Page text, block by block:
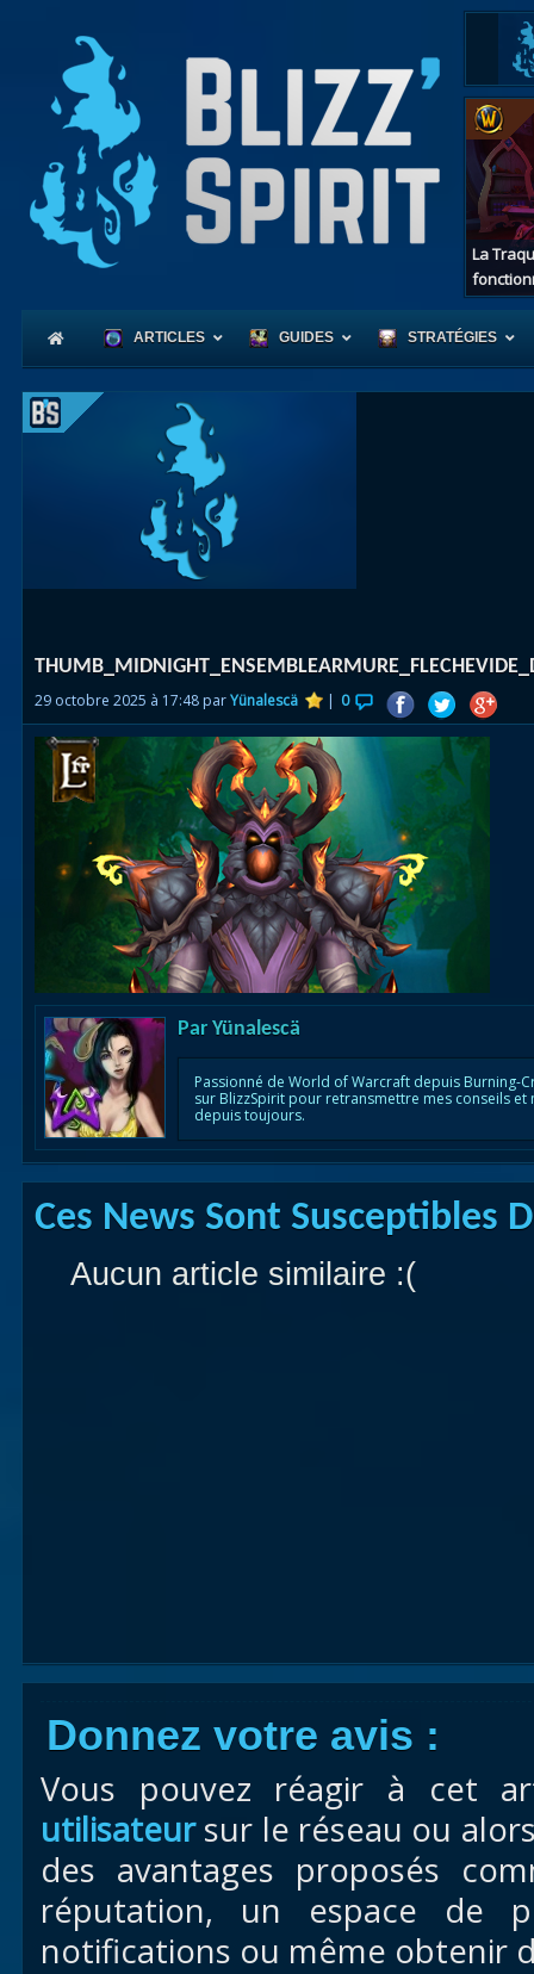
La
ARTICLES GUIDES
des îles
le vol
Uldum
Val
STRATÉGIES
29 octobre 2025 à 17:48 parYünalescä | 0
Par Yünalescä
Passionné de World of Warcraft depuis Burning-
sur BlizzSpirit pour retransmettre mes conseils
depuis toujours.
Ces News Sont Susceptibles
Aucun article similaire :(
Donnez votre avis :
Vous pouvez réagir à cet
utilisateursur le réseau ou
des avantages proposés
réputation, un espace de
notifications ou même obtenir